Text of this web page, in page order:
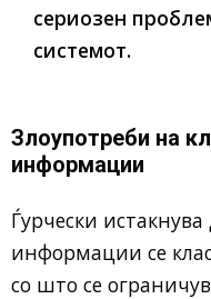
сериозен
системот.
Злоупотреби на
информации
Ѓурчески истакнува
информации се
со што се